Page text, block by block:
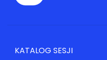
KATALOG SESJI